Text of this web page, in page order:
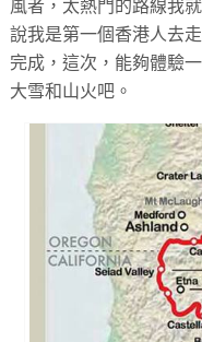
風者，太熱門的路線我
說我是第一個香港人去
完成，這次，能夠體驗
大雪和山火吧。